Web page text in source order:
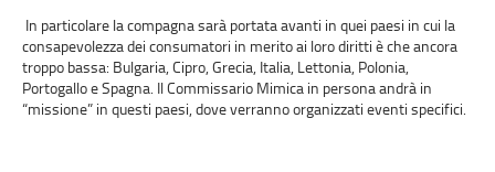
In particolare la compagna sarà portata avanti in quei paesi in cui la
consapevolezza dei consumatori in merito ai loro diritti è che ancora
troppo bassa: Bulgaria, Cipro, Grecia, Italia, Lettonia, Polonia,
Portogallo e Spagna. Il Commissario Mimica in persona andrà in
“missione” in questi paesi, dove verranno organizzati eventi specifici.